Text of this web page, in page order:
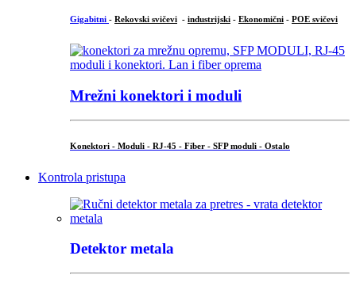
Gigabitni - Rekovski svičevi - industrijski - Ekonomični - POE svičevi
Mrežni konektori i moduli
Konektori - Moduli - RJ-45 - Fiber - SFP moduli - Ostalo
Kontrola pristupa
Detektor metala